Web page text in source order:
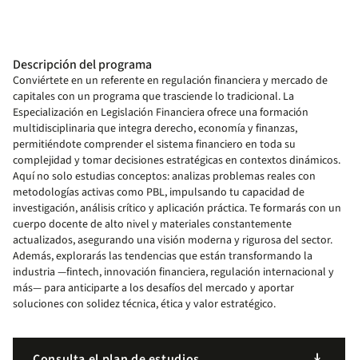
Descripción del programa
Conviértete en un referente en regulación financiera y mercado de
capitales con un programa que trasciende lo tradicional. La
Especialización en Legislación Financiera ofrece una formación
multidisciplinaria que integra derecho, economía y finanzas,
permitiéndote comprender el sistema financiero en toda su
complejidad y tomar decisiones estratégicas en contextos dinámicos.
Aquí no solo estudias conceptos: analizas problemas reales con
metodologías activas como PBL, impulsando tu capacidad de
investigación, análisis crítico y aplicación práctica. Te formarás con un
cuerpo docente de alto nivel y materiales constantemente
actualizados, asegurando una visión moderna y rigurosa del sector.
Además, explorarás las tendencias que están transformando la
industria —fintech, innovación financiera, regulación internacional y
más— para anticiparte a los desafíos del mercado y aportar
soluciones con solidez técnica, ética y valor estratégico.